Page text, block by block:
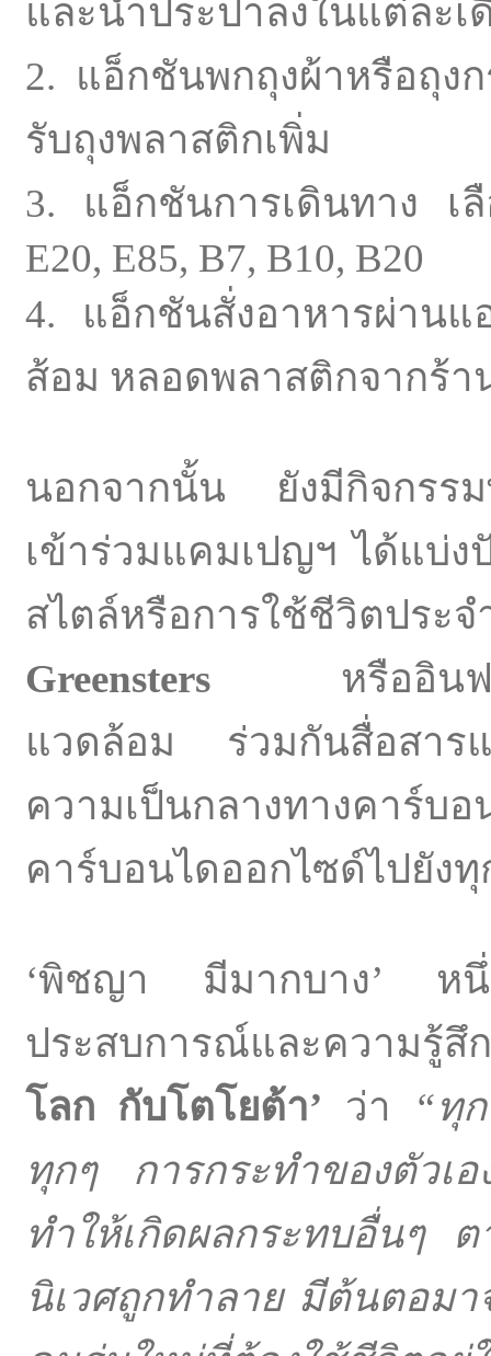
และน้ำประปาลงในแต่ละเ
2. แอ็กชันพกถุงผ้าหรือถุง
รับถุงพลาสติกเพิ่ม
3. แอ็กชันการเดินทาง เ
E20, E85, B7, B10, B20
4. แอ็กชันสั่งอาหารผ่าน
ส้อม หลอดพลาสติกจากร้า
นอกจากนั้น ยังมีกิจกรรม
เข้าร่วมแคมเปญฯ ได้แบ่ง
สไตล์หรือการใช้ชีวิตประ
Greensters หรืออินฟลูเอ
แวดล้อม ร่วมกันสื่อสาร
ความเป็นกลางทางค
คาร์บอนไดออกไซด์ไปยัง
‘พิชญา มีมากบาง’ หนึ่
ประสบการณ์และความ
โลก กับโตโยต้า’ ว่า “ทุ
ทุกๆ การกระทำของตัวเ
ทำให้เกิดผลกระทบอื่นๆ
นิเวศถูกทำลาย มีต้นตอม